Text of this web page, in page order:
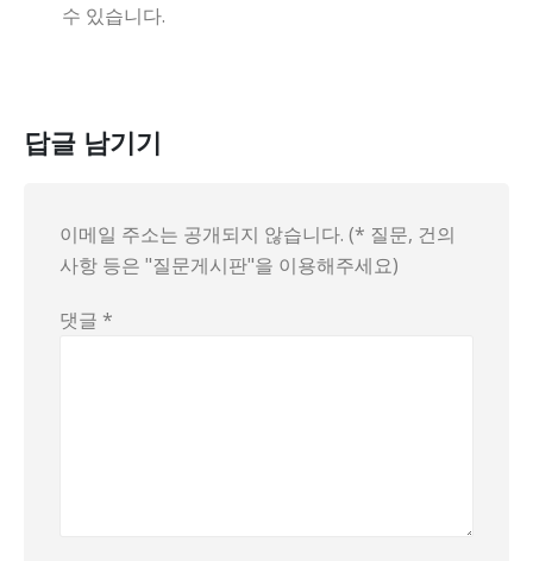
수 있습니다.
답글 남기기
이메일 주소는 공개되지 않습니다. (* 질문, 건의
사항 등은 "질문게시판"을 이용해주세요)
댓글 *